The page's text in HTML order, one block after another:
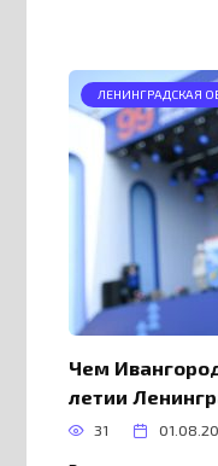
ЛЕНИНГРАДСКАЯ
Чем
летии
31